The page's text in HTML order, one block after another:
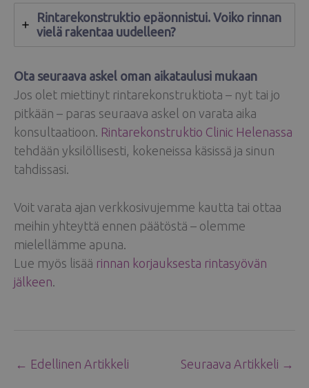
Rintarekonstruktio epäonnistui. Voiko rinnan
vielä rakentaa uudelleen?
Ota seuraava askel oman aikataulusi mukaan
Jos olet miettinyt rintarekonstruktiota – nyt tai jo
pitkään – paras seuraava askel on varata aika
konsultaatioon. Rintarekonstruktio Clinic Helenassa
tehdään yksilöllisesti, kokeneissa käsissä ja sinun
tahdissasi.
Voit varata ajan verkkosivujemme kautta tai ottaa
meihin yhteyttä ennen päätöstä – olemme
mielellämme apuna.
Lue myös lisää rinnan korjauksesta rintasyövän
jälkeen.
← Edellinen Artikkeli Seuraava Artikkeli →